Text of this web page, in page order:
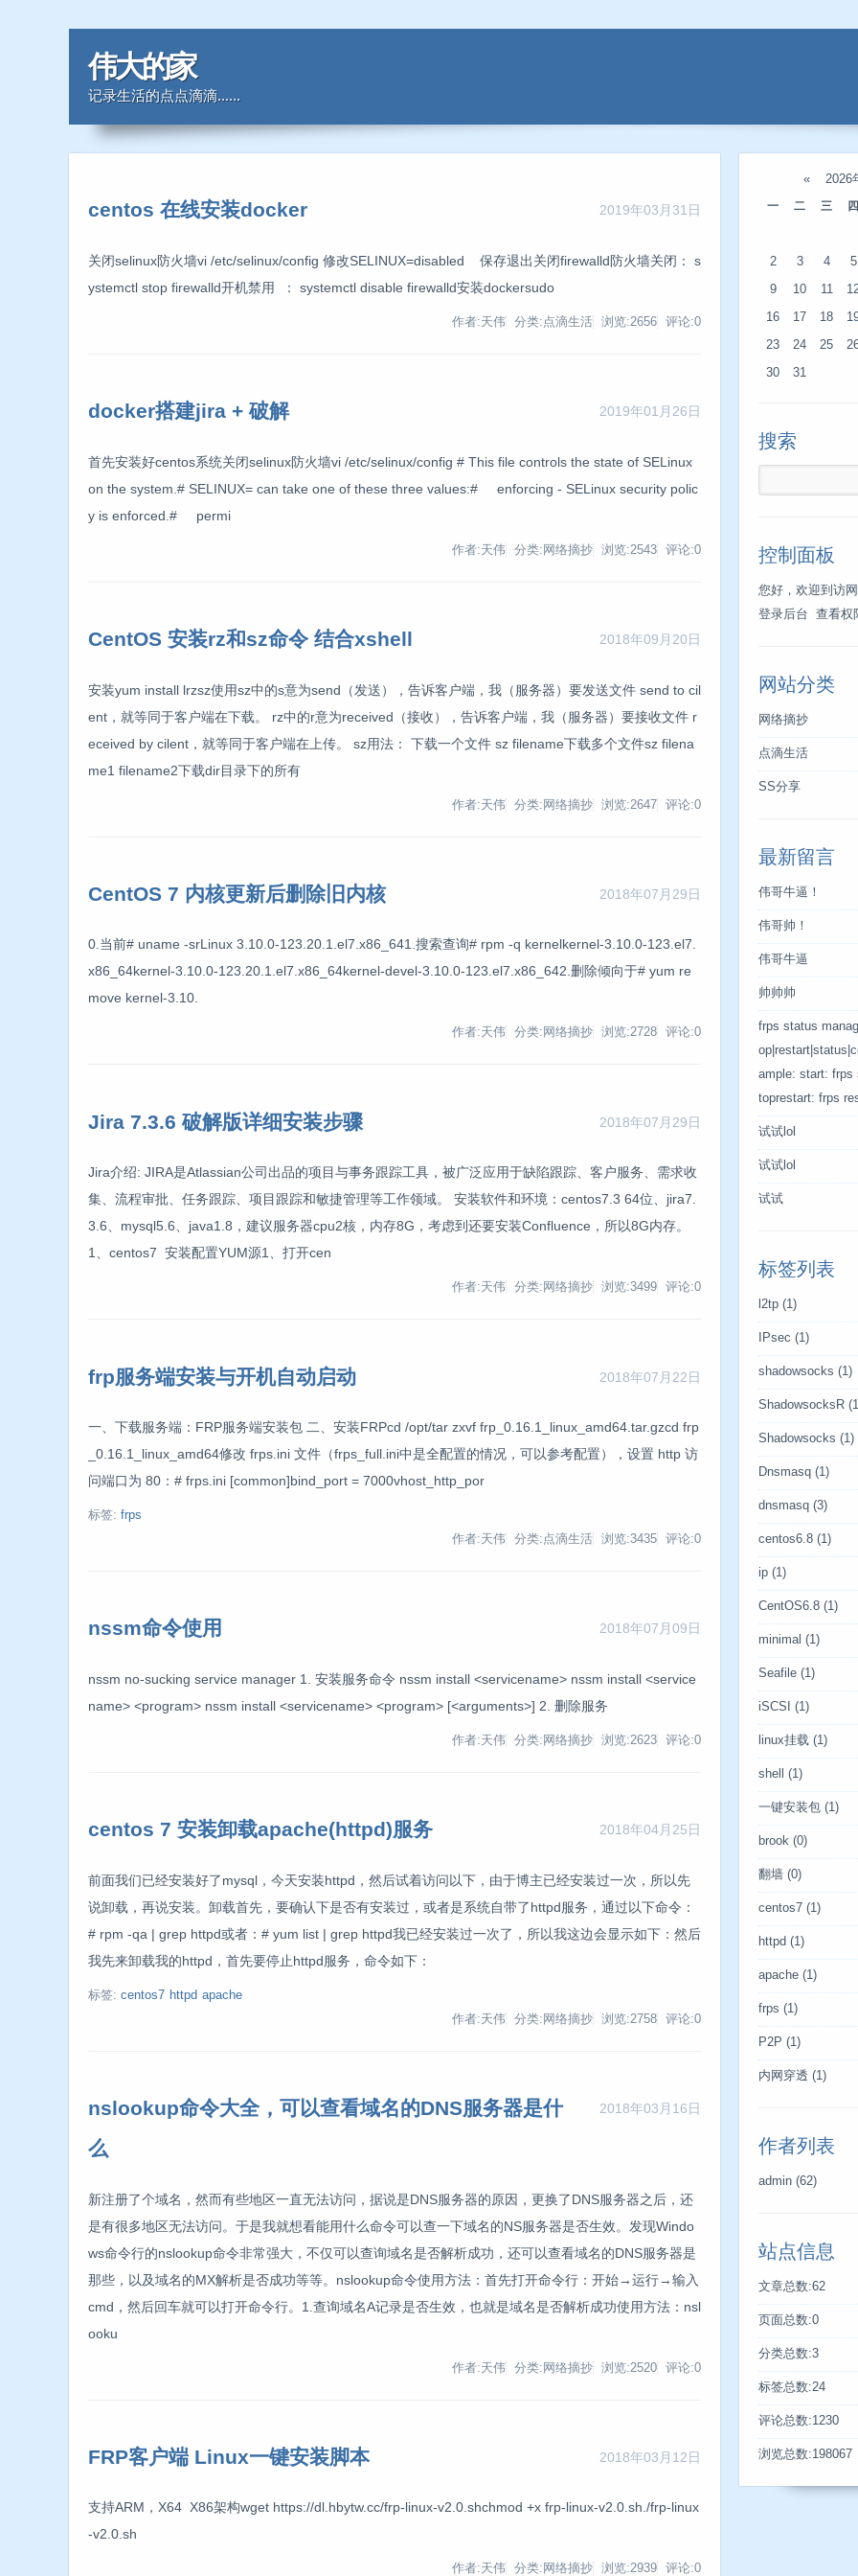
伟大的家
记录生活的点点滴滴......
2019年03月31日
centos 在线安装docker
关闭selinux防火墙vi /etc/selinux/config 修改SELINUX=disabled 保存退出关闭firewalld防火墙关闭： s
ystemctl stop firewalld开机禁用 ： systemctl disable firewalld安装dockersudo
作者:天伟 分类:点滴生活 浏览:2656 评论:0
2019年01月26日
docker搭建jira + 破解
首先安装好centos系统关闭selinux防火墙vi /etc/selinux/config # This file controls the state of SELinux
on the system.# SELINUX= can take one of these three values:# enforcing - SELinux security polic
y is enforced.# permi
作者:天伟 分类:网络摘抄 浏览:2543 评论:0
2018年09月20日
CentOS 安装rz和sz命令 结合xshell
安装yum install lrzsz使用sz中的s意为send（发送），告诉客户端，我（服务器）要发送文件 send to cil
ent，就等同于客户端在下载。 rz中的r意为received（接收），告诉客户端，我（服务器）要接收文件 r
eceived by cilent，就等同于客户端在上传。 sz用法： 下载一个文件 sz filename下载多个文件sz filena
me1 filename2下载dir目录下的所有
作者:天伟 分类:网络摘抄 浏览:2647 评论:0
2018年07月29日
CentOS 7 内核更新后删除旧内核
0.当前# uname -srLinux 3.10.0-123.20.1.el7.x86_641.搜索查询# rpm -q kernelkernel-3.10.0-123.el7.
x86_64kernel-3.10.0-123.20.1.el7.x86_64kernel-devel-3.10.0-123.el7.x86_642.删除倾向于# yum re
move kernel-3.10.
作者:天伟 分类:网络摘抄 浏览:2728 评论:0
2018年07月29日
Jira 7.3.6 破解版详细安装步骤
Jira介绍: JIRA是Atlassian公司出品的项目与事务跟踪工具，被广泛应用于缺陷跟踪、客户服务、需求收
集、流程审批、任务跟踪、项目跟踪和敏捷管理等工作领域。 安装软件和环境：centos7.3 64位、jira7.
3.6、mysql5.6、java1.8，建议服务器cpu2核，内存8G，考虑到还要安装Confluence，所以8G内存。
1、centos7 安装配置YUM源1、打开cen
作者:天伟 分类:网络摘抄 浏览:3499 评论:0
2018年07月22日
frp服务端安装与开机自动启动
一、下载服务端：FRP服务端安装包 二、安装FRPcd /opt/tar zxvf frp_0.16.1_linux_amd64.tar.gzcd frp
_0.16.1_linux_amd64修改 frps.ini 文件（frps_full.ini中是全配置的情况，可以参考配置），设置 http 访
问端口为 80：# frps.ini [common]bind_port = 7000vhost_http_por
标签: frps
作者:天伟
分类:点滴生活 浏览:3435 评论:0
2018年07月09日
nssm命令使用
nssm no-sucking service manager 1. 安装服务命令 nssm install <servicename> nssm install <service
name> <program> nssm install <servicename> <program> [<arguments>] 2. 删除服务
作者:天伟 分类:网络摘抄 浏览:2623 评论:0
2018年04月25日
centos 7 安装卸载apache(httpd)服务
前面我们已经安装好了mysql，今天安装httpd，然后试着访问以下，由于博主已经安装过一次，所以先
说卸载，再说安装。卸载首先，要确认下是否有安装过，或者是系统自带了httpd服务，通过以下命令：
# rpm -qa | grep httpd或者：# yum list | grep httpd我已经安装过一次了，所以我这边会显示如下：然后
我先来卸载我的httpd，首先要停止httpd服务，命令如下：
标签: centos7 httpd apache
作者:天伟
分类:网络摘抄 浏览:2758 评论:0
2018年03月16日
nslookup命令大全，可以查看域名的DNS服务器是什
么
新注册了个域名，然而有些地区一直无法访问，据说是DNS服务器的原因，更换了DNS服务器之后，还
是有很多地区无法访问。于是我就想看能用什么命令可以查一下域名的NS服务器是否生效。发现Windo
ws命令行的nslookup命令非常强大，不仅可以查询域名是否解析成功，还可以查看域名的DNS服务器是
那些，以及域名的MX解析是否成功等等。nslookup命令使用方法：首先打开命令行：开始→运行→输入
cmd，然后回车就可以打开命令行。1.查询域名A记录是否生效，也就是域名是否解析成功使用方法：nsl
ooku
作者:天伟 分类:网络摘抄 浏览:2520 评论:0
2018年03月12日
FRP客户端 Linux一键安装脚本
支持ARM，X64 X86架构wget https://dl.hbytw.cc/frp-linux-v2.0.shchmod +x frp-linux-v2.0.sh./frp-linux
-v2.0.sh
作者:天伟 分类:网络摘抄 浏览:2939 评论:0
«
2026
一
二 三 四
2 3 4 5
9 10 11
16 17 18
23 24 25
30 31
搜索
控制面板
您好，欢迎到访
登录后台
查看权
网站分类
网络摘抄
点滴生活
SS分享
最新留言
伟哥牛逼！
伟哥帅！
伟哥牛逼
帅帅帅
frps status
ample: start:
toprestart: frps
试试lol
试试lol
试试
标签列表
l2tp (1)
IPsec (1)
shadowsocks (1)
ShadowsocksR
Shadowsocks (1)
Dnsmasq (1)
dnsmasq (3)
centos6.8 (1)
ip (1)
CentOS6.8 (1)
minimal (1)
Seafile (1)
iSCSI (1)
linux挂载 (1)
shell (1)
一键安装包 (1)
brook (0)
翻墙 (0)
centos7 (1)
httpd (1)
apache (1)
frps (1)
P2P (1)
内网穿透 (1)
作者列表
admin (62)
站点信息
文章总数:62
页面总数:0
分类总数:3
标签总数:24
评论总数:1230
浏览总数:198067